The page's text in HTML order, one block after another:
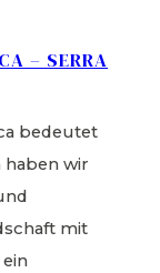
– SERRA
bedeutet
haben wir
mit